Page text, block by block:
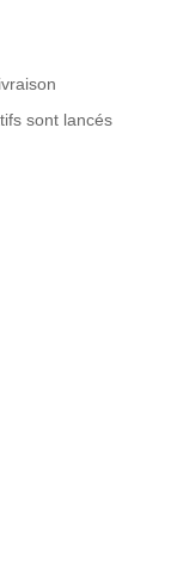
sont lancés